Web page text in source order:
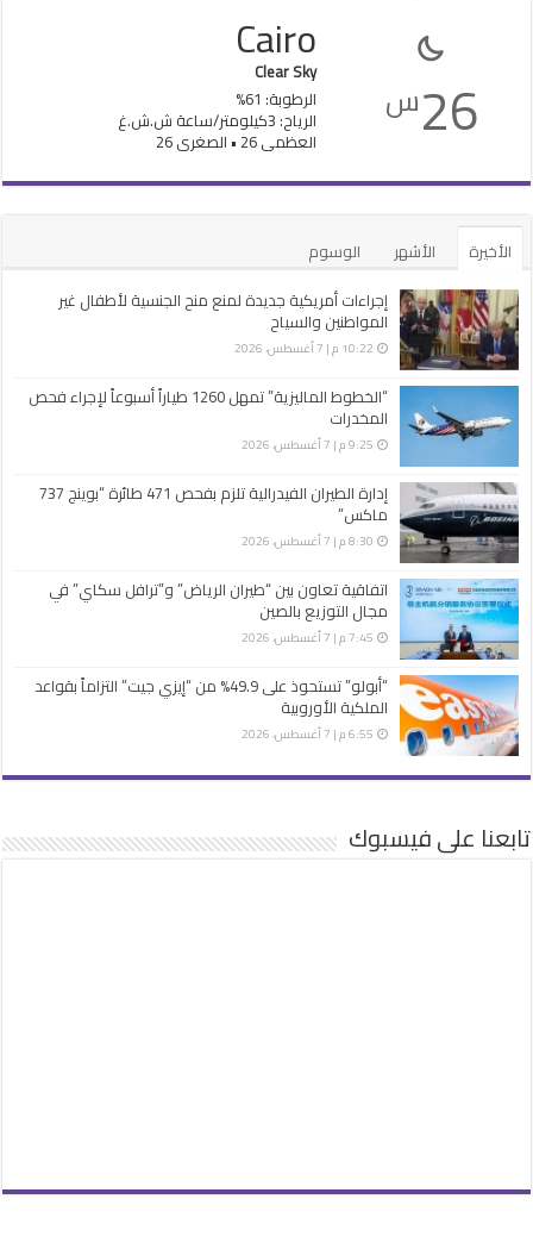
26س
Cairo
Clear Sky
الرطوبة: 61%
الرياح: 3كيلومتر/ساعة ش.ش.غ
العظمى 26 • الصغرى 26
الأخيرة الأشهر
الوسوم
إجراءات أمريكية جديدة لمنع منح الجنسية لأطفال غير
المواطنين والسياح
10:22 م | 7 أغسطس، 2026
“الخطوط الماليزية” تمهل 1260 طياراً أسبوعاً لإجراء فحص
المخدرات
9:25 م | 7 أغسطس، 2026
إدارة الطيران الفيدرالية تلزم بفحص 471 طائرة “بوينج 737
ماكس”
8:30 م | 7 أغسطس، 2026
اتفاقية تعاون بين “طيران الرياض” و”ترافل سكاي” في
مجال التوزيع بالصين
7:45 م | 7 أغسطس، 2026
“أبولو” تستحوذ على 49.9% من “إيزي جيت” التزاماً بقواعد
الملكية الأوروبية
6:55 م | 7 أغسطس، 2026
تابعنا على فيسبوك